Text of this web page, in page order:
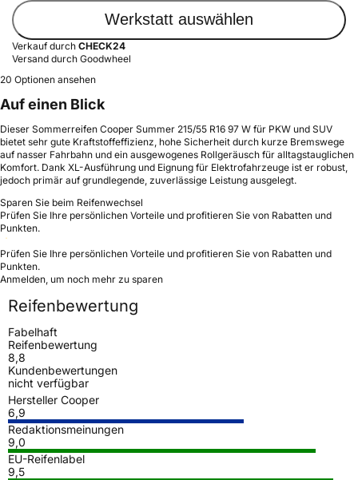
Werkstatt auswählen
Verkauf durch CHECK24
Versand durch Goodwheel
20 Optionen ansehen
Auf einen Blick
Dieser Sommerreifen Cooper Summer 215/55 R16 97 W für PKW und SUV
bietet sehr gute Kraftstoffeffizienz, hohe Sicherheit durch kurze Bremswege
auf nasser Fahrbahn und ein ausgewogenes Rollgeräusch für alltagstauglichen
Komfort. Dank XL-Ausführung und Eignung für Elektrofahrzeuge ist er robust,
jedoch primär auf grundlegende, zuverlässige Leistung ausgelegt.
Sparen Sie beim Reifenwechsel
Prüfen Sie Ihre persönlichen Vorteile und profitieren Sie von Rabatten und
Punkten.
Prüfen Sie Ihre persönlichen Vorteile und profitieren Sie von Rabatten und
Punkten.
Anmelden, um noch mehr zu sparen
Reifenbewertung
Fabelhaft
Reifenbewertung
8,8
Kundenbewertungen
nicht verfügbar
Hersteller Cooper
6,9
Redaktionsmeinungen
9,0
EU-Reifenlabel
9,5